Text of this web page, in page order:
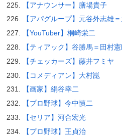
【アナウンサー】膳場貴子
【アパグループ】元谷外志雄
【YouTuber】桐崎栄二
【ティアック】谷勝馬＝田村
【チェッカーズ】藤井フミヤ
【コメディアン】大村崑
【画家】絹谷幸二
【プロ野球】今中慎二
【セリア】河合宏光
【プロ野球】王貞治